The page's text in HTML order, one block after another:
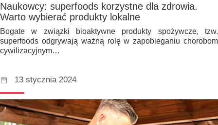
Naukowcy: superfoods korzystne dla zdrowia.
Warto wybierać produkty lokalne
Bogate w związki bioaktywne produkty spożywcze, tzw.
superfoods odgrywają ważną rolę w zapobieganiu chorobom
cywilizacyjnym…
13 stycznia 2024